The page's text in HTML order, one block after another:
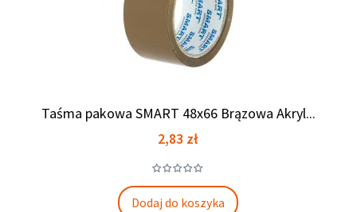
Taśma pakowa SMART 48x66 Brązowa Akryl...
Cena
2,83 zł
Dodaj do koszyka